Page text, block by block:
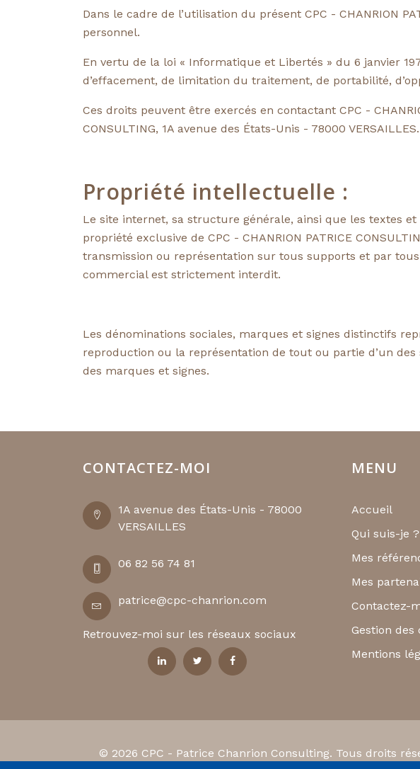
Dans le cadre de l’utilisation du présent CPC - CHANRION
personnel.
En vertu de la loi « Informatique et Libertés » du 6 janvier
d’effacement, de limitation du traitement, de portabilité,
Ces droits peuvent être exercés en contactant CPC -
CONSULTING, 1A avenue des États-Unis - 78000 VERSAILLES.
Propriété intellectuelle :
Le site internet, sa structure générale, ainsi que les textes
propriété exclusive de CPC - CHANRION PATRICE
transmission ou représentation sur tous supports et par
commercial est strictement interdit.
Les dénominations sociales, marques et signes distinctifs
reproduction ou la représentation de tout ou partie d’un
des marques et signes.
CONTACTEZ-MOI
1A avenue des États-Unis - 78000
VERSAILLES
06 82 56 74 81
patrice@cpc-chanrion.com
Retrouvez-moi sur les réseaux sociaux
MENU
Accueil
Qui suis-je ?
Mes
Mes
Contactez-
Gestion des
Mentions
© 2026 CPC - Patrice Chanrion Consulting. Tous droits